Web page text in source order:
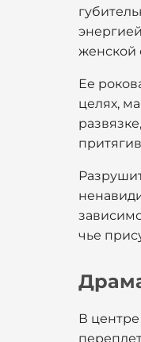
женской
Ее
целях,
чье
В